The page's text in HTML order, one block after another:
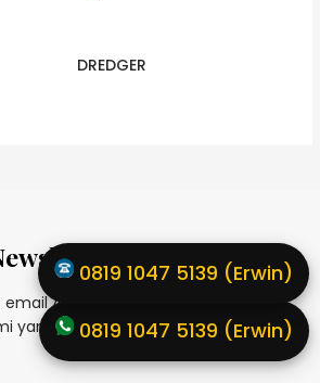
0819 1047 5139 (Erwin)
0819 1047 5139 (Erwin)
DREDGER
Anda untuk mendaftar
yang dikirimkan secara teratur!